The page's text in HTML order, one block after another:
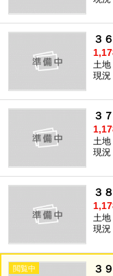
３
土地
現況
３
土地
現況
３
土地
現況
３